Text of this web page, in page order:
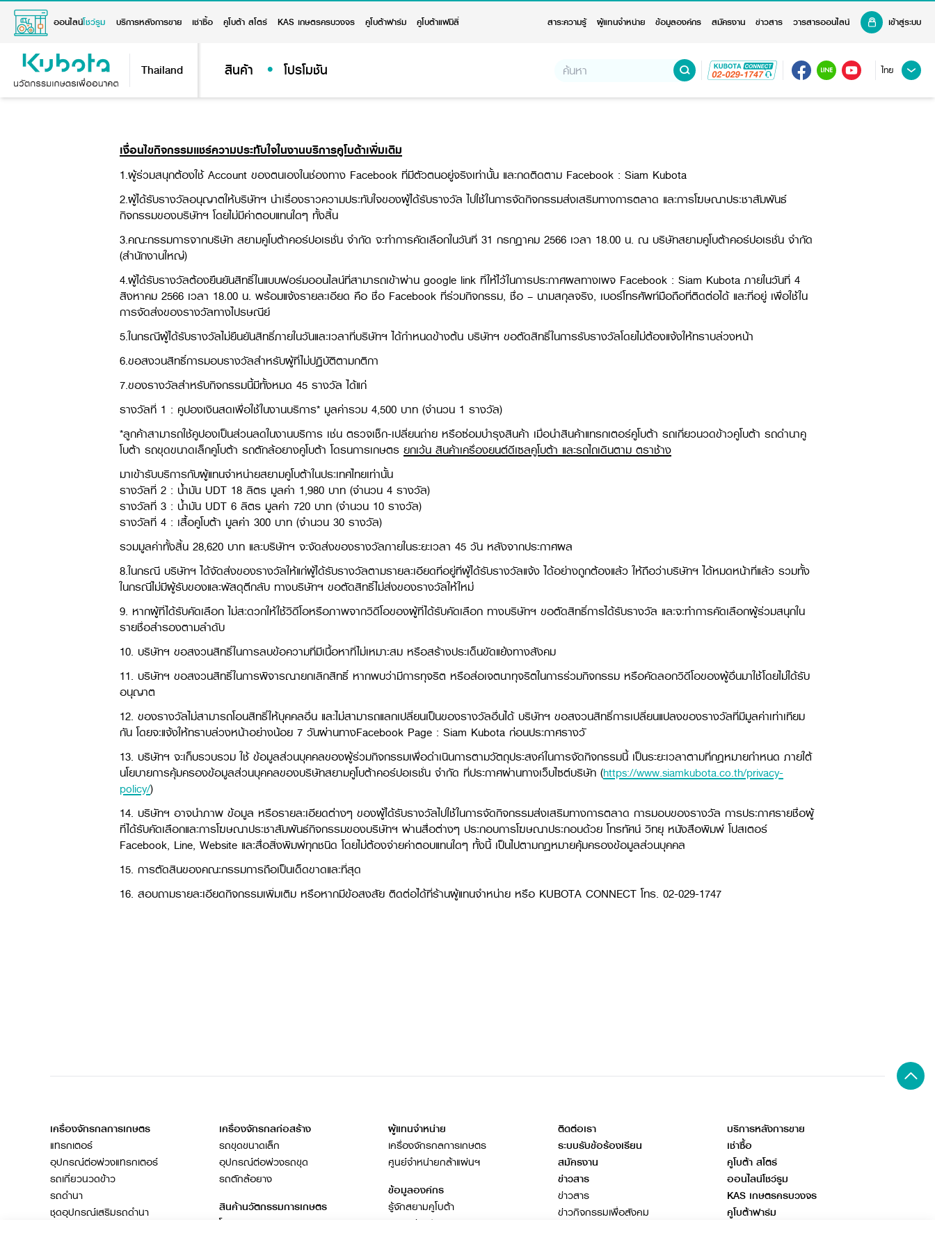
ออนไลน์โชว์รูม บริการหลังการขาย เช่าซื้อ คูโบต้า สโตร์ KAS เกษตรครบวงจร คูโบต้าฟาร์ม คูโบต้าแฟมิลี่ สาระความรู้ ผู้แทนจำหน่าย ข้อมูลองค์กร สมัครงาน ข่าวสาร วารสารออนไลน์ เข้าสู่ระบบ
Thailand สินค้า โปรโมชัน ไทย
เงื่อนไขกิจกรรมแชร์ความประทับใจในงานบริการคูโบต้าเพิ่มเติม
1.ผู้ร่วมสนุกต้องใช้ Account ของตนเองในช่องทาง Facebook ที่มีตัวตนอยู่จริงเท่านั้น และกดติดตาม Facebook : Siam Kubota
2.ผู้ได้รับรางวัลอนุญาตให้บริษัทฯ นำเรื่องราวความประทับใจของผู้ได้รับรางวัล ไปใช้ในการจัดกิจกรรมส่งเสริมทางการตลาด และการโฆษณาประชาสัมพันธ์
กิจกรรมของบริษัทฯ โดยไม่มีค่าตอบแทนใดๆ ทั้งสิ้น
3.คณะกรรมการจากบริษัท สยามคูโบต้าคอร์ปอเรชั่น จำกัด จะทำการคัดเลือกในวันที่ 31 กรกฏาคม 2566 เวลา 18.00 น. ณ บริษัทสยามคูโบต้าคอร์ปอเรชั่น จำกัด
(สำนักงานใหญ่)
4.ผู้ได้รับรางวัลต้องยืนยันสิทธิ์ในแบบฟอร์มออนไลน์ที่สามารถเข้าผ่าน google link ที่ให้ไว้ในการประกาศผลทางเพจ Facebook : Siam Kubota ภายในวันที่ 4
สิงหาคม 2566 เวลา 18.00 น. พร้อมแจ้งรายละเอียด คือ ชื่อ Facebook ที่ร่วมกิจกรรม, ชื่อ – นามสกุลจริง, เบอร์โทรศัพท์มือถือที่ติดต่อได้ และที่อยู่ เพื่อใช้ใน
การจัดส่งของรางวัลทางไปรษณีย์​
5.ในกรณีผู้ได้รับรางวัลไม่ยืนยันสิทธิ์ภายในวันและเวลาที่บริษัทฯ ได้กำหนดข้างต้น บริษัทฯ ขอตัดสิทธิ์ในการรับรางวัลโดยไม่ต้องแจ้งให้ทราบล่วงหน้า​
6.ขอสงวนสิทธิ์การมอบรางวัลสำหรับผู้ที่ไม่ปฏิบัติตามกติกา​
7.ของรางวัลสำหรับกิจกรรมนี้มีทั้งหมด 45 รางวัล ได้แก่
รางวัลที่ 1 : คูปองเงินสดเพื่อใช้ในงานบริการ* มูลค่ารวม 4,500 บาท (จำนวน 1 รางวัล)
*ลูกค้าสามารถใช้คูปองเป็นส่วนลดในงานบริการ เช่น ตรวจเช็ก-เปลี่ยนถ่าย หรือซ่อมบำรุงสินค้า เมื่อนำสินค้าแทรกเตอร์คูโบต้า รถเกี่ยวนวดข้าวคูโบต้า รถดำนาคู
โบต้า รถขุดขนาดเล็กคูโบต้า รถตักล้อยางคูโบต้า โดรนการเกษตร ยกเว้น สินค้าเครื่องยนต์ดีเซลคูโบต้า และรถไถเดินตาม ตราช้าง
มาเข้ารับบริการกับผู้แทนจำหน่ายสยามคูโบต้าในประเทศไทยเท่านั้น
รางวัลที่ 2 : น้ำมัน UDT 18 ลิตร มูลค่า 1,980 บาท (จำนวน 4 รางวัล)
รางวัลที่ 3 : น้ำมัน UDT 6 ลิตร มูลค่า 720 บาท (จำนวน 10 รางวัล)
รางวัลที่ 4 : เสื้อคูโบต้า มูลค่า 300 บาท (จำนวน 30 รางวัล)
รวมมูลค่าทั้งสิ้น 28,620 บาท และบริษัทฯ จะจัดส่งของรางวัลภายในระยะเวลา 45 วัน หลังจากประกาศผล​
8.ในกรณี บริษัทฯ ได้จัดส่งของรางวัลให้แก่ผู้ได้รับรางวัลตามรายละเอียดที่อยู่ที่ผู้ได้รับรางวัลแจ้ง ได้อย่างถูกต้องแล้ว ให้ถือว่าบริษัทฯ ได้หมดหน้าที่แล้ว รวมทั้ง
ในกรณีไม่มีผู้รับของและพัสดุตีกลับ ทางบริษัทฯ ขอตัดสิทธิ์ไม่ส่งของรางวัลให้ใหม่​
9. หากผู้ที่ได้รับคัดเลือก ไม่สะดวกให้ใช้วิดีโอหรือภาพจากวิดีโอของผู้ที่ได้รับคัดเลือก ทางบริษัทฯ ขอตัดสิทธิ์การได้รับรางวัล และจะทำการคัดเลือกผู้ร่วมสนุกใน
รายชื่อสำรองตามลำดับ
10. บริษัทฯ ขอสงวนสิทธิ์ในการลบข้อความที่มีเนื้อหาที่ไม่เหมาะสม หรือสร้างประเด็นขัดแย้งทางสังคม
11. บริษัทฯ ขอสงวนสิทธิ์ในการพิจารณายกเลิกสิทธิ์ หากพบว่ามีการทุจริต หรือส่อเจตนาทุจริตในการร่วมกิจกรรม หรือคัดลอกวิดีโอของผู้อื่นมาใช้โดยไม่ได้รับ
อนุญาต
12. ของรางวัลไม่สามารถโอนสิทธิ์ให้บุคคลอื่น และไม่สามารถแลกเปลี่ยนเป็นของรางวัลอื่นได้ บริษัทฯ ขอสงวนสิทธิ์การเปลี่ยนแปลงของรางวัลที่มีมูลค่าเท่าเทียม
กัน โดยจะแจ้งให้ทราบล่วงหน้าอย่างน้อย 7 วันผ่านทางFacebook Page : Siam Kubota ก่อนประกาศรางวั
13. บริษัทฯ จะเก็บรวบรวม ใช้ ข้อมูลส่วนบุคคลของผู้ร่วมกิจกรรมเพื่อดำเนินการตามวัตถุประสงค์ในการจัดกิจกรรมนี้ เป็นระยะเวลาตามที่กฎหมายกำหนด ภายใต้
นโยบายการคุ้มครองข้อมูลส่วนบุคคลของบริษัทสยามคูโบต้าคอร์ปอเรชั่น จำกัด ที่ประกาศผ่านทางเว็บไซต์บริษัท (https://www.siamkubota.co.th/privacy-
policy/)
14. บริษัทฯ อาจนำภาพ ข้อมูล หรือรายละเอียดต่างๆ ของผู้ได้รับรางวัลไปใช้ในการจัดกิจกรรมส่งเสริมทางการตลาด การมอบของรางวัล การประกาศรายชื่อผู้
ที่ได้รับคัดเลือกและการโฆษณาประชาสัมพันธ์กิจกรรมของบริษัทฯ ผ่านสื่อต่างๆ ประกอบการโฆษณาประกอบด้วย โทรทัศน์ วิทยุ หนังสือพิมพ์ โปสเตอร์
Facebook, Line, Website และสื่อสิ่งพิมพ์ทุกชนิด โดยไม่ต้องจ่ายค่าตอบแทนใดๆ ทั้งนี้ เป็นไปตามกฎหมายคุ้มครองข้อมูลส่วนบุคคล
15. การตัดสินของคณะกรรมการถือเป็นเด็ดขาดและที่สุด
16. สอบถามรายละเอียดกิจกรรมเพิ่มเติม หรือหากมีข้อสงสัย ติดต่อได้ที่ร้านผู้แทนจำหน่าย หรือ KUBOTA CONNECT โทร. 02-029-1747
เครื่องจักรกลการเกษตร
แทรกเตอร์
อุปกรณ์ต่อพ่วงแทรกเตอร์
รถเกี่ยวนวดข้าว
รถดำนา
ชุดอุปกรณ์เสริมรถดำนา
เครื่องจักรกลก่อสร้าง
รถขุดขนาดเล็ก
อุปกรณ์ต่อพ่วงรถขุด
รถตักล้อยาง
สินค้านวัตกรรมการเกษตร
โดรนการเกษตร
ผู้แทนจำหน่าย
เครื่องจักรกลการเกษตร
ศูนย์จำหน่ายกล้าแผ่นฯ
ข้อมูลองค์กร
รู้จักสยามคูโบต้า
ธุรกิจต่างประเทศ
ติดต่อเรา
ระบบรับข้อร้องเรียน
สมัครงาน
ข่าวสาร
ข่าวสาร
ข่าวกิจกรรมเพื่อสังคม
บริการหลังการขาย
เช่าซื้อ
คูโบต้า สโตร์
ออนไลน์โชว์รูม
KAS เกษตรครบวงจร
คูโบต้าฟาร์ม